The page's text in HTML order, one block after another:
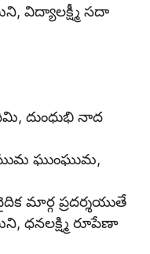
విద్యాలక్ష్మీ సదా
దుంధుభి నాద
ఘుంఘుమ,
మార్గ ప్రదర్శయుతే
ధనలక్ష్మి రూపేణా